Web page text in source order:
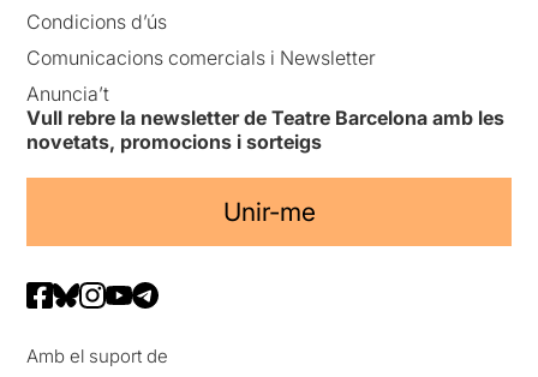
Condicions d’ús
Comunicacions comercials i Newsletter
Anuncia’t
Vull rebre la newsletter de Teatre Barcelona amb les
novetats, promocions i sorteigs
Unir-me
Amb el suport de